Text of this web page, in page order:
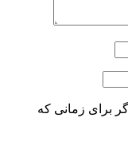
برای زمانی که